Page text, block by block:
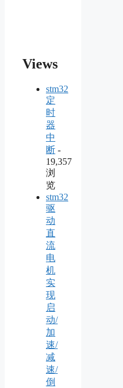
Views
stm32
定
时
器
中
断 -
19,357
浏
览
stm32
驱
动
直
流
电
机
实
现
启
动/
加
速/
减
速/
倒